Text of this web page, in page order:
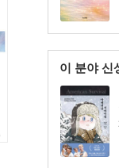
이 분야 신